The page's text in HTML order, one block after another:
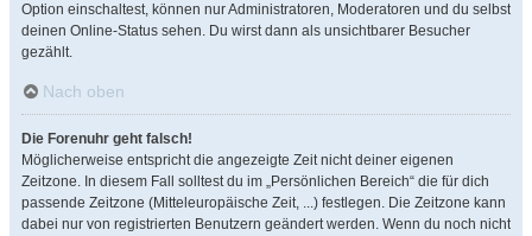
Option einschaltest, können nur Administratoren, Moderatoren und du selbst
deinen Online-Status sehen. Du wirst dann als unsichtbarer Besucher
gezählt.
Nach oben
Die Forenuhr geht falsch!
Möglicherweise entspricht die angezeigte Zeit nicht deiner eigenen
Zeitzone. In diesem Fall solltest du im „Persönlichen Bereich“ die für dich
passende Zeitzone (Mitteleuropäische Zeit, ...) festlegen. Die Zeitzone kann
dabei nur von registrierten Benutzern geändert werden. Wenn du noch nicht